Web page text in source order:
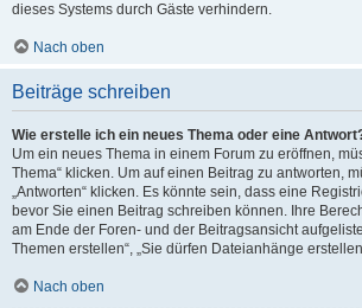
dieses Systems durch Gäste verhindern.
Nach oben
Beiträge schreiben
Wie erstelle ich ein neues Thema oder eine
Um ein neues Thema in einem Forum zu eröffnen,
Thema“ klicken. Um auf einen Beitrag zu antworten,
„Antworten“ klicken. Es könnte sein, dass eine
bevor Sie einen Beitrag schreiben können. Ihre
am Ende der Foren- und der Beitragsansicht
Themen erstellen“, „Sie dürfen Dateianhänge
Nach oben